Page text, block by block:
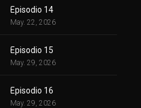
Episodio 14
May. 22, 2026
Episodio 15
May. 29, 2026
Episodio 16
May. 29, 2026